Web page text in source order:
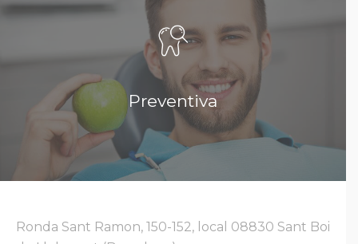
Preventiva
Preventiva
El tratamiento preventivo consiste en el
mantenimiento de la salud bucodental mediante
revisiones,...
Leer más...
Ronda Sant Ramon, 150-152, local 08830 Sant Boi